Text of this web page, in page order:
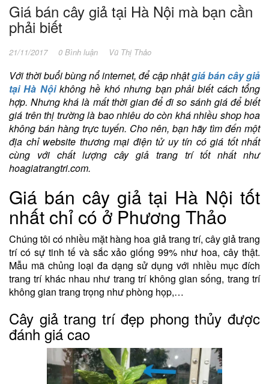
Giá bán cây giả tại Hà Nội mà bạn cần
phải biết
21/11/2017 0 Bình luận Vũ Thị Thảo
Với thời buổi bùng nổ internet, để cập nhậtgiá bán cây giả
tại Hà Nộikhông hề khó nhưng bạn phải biết cách tổng
hợp. Nhưng khá là mất thời gian để đi so sánh giá để biết
giá trên thị trường là bao nhiêu do còn khá nhiều shop hoa
không bán hàng trực tuyến. Cho nên, bạn hãy tìm đến một
địa chỉ website thương mại điện tử uy tín có giá tốt nhất
cùng với chất lượng cây giả trang trí tốt nhất như
hoagiatrangtri.com.
Giá bán cây giả tại Hà Nội tốt
nhất chỉ có ở Phương Thảo
Chúng tôi có nhiều mặt hàng hoa giả trang trí, cây giả trang
trí có sự tinh tế và sắc xảo giống 99% như hoa, cây thật.
Mẫu mã chủng loại đa dạng sử dụng với nhiều mục đích
trang trí khác nhau như trang trí không gian sống, trang trí
không gian trang trọng như phòng họp,…
Cây giả trang trí đẹp phong thủy được
đánh giá cao